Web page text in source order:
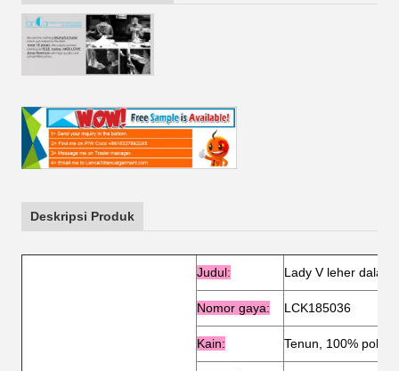
Deskripsi Produk
Judul: Lady V leher dalam
Nomor gaya: LCK185036
Kain: Tenun, 100%